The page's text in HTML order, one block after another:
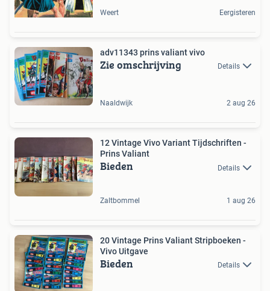
Weert Eergisteren
adv11343 prins valiant vivo
Zie omschrijving Details
Naaldwijk 2 aug 26
12 Vintage Vivo Variant Tijdschriften -
Prins Valiant
Bieden Details
Zaltbommel 1 aug 26
20 Vintage Prins Valiant Stripboeken -
Vivo Uitgave
Bieden Details